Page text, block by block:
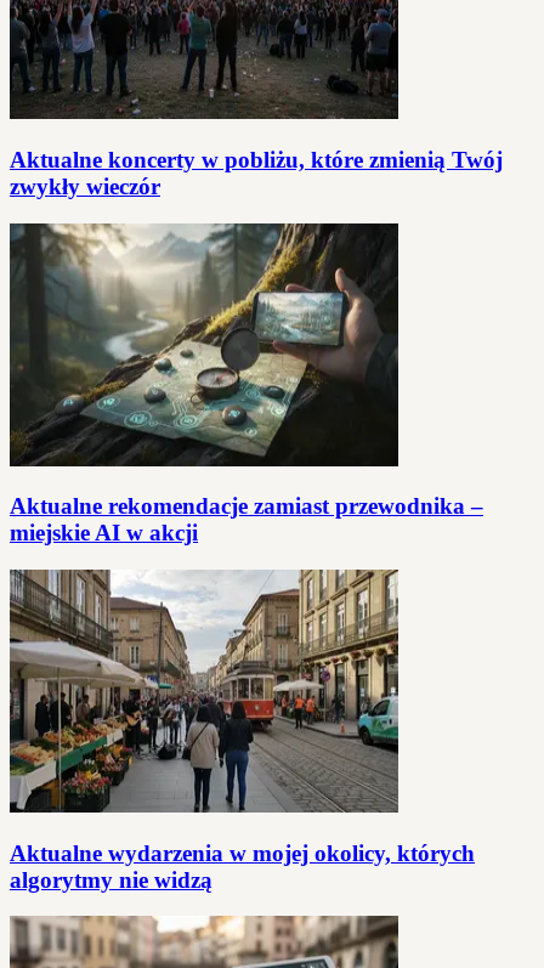
Aktualne koncerty w pobliżu, które zmienią Twój
zwykły wieczór
Aktualne rekomendacje zamiast przewodnika –
miejskie AI w akcji
Aktualne wydarzenia w mojej okolicy, których
algorytmy nie widzą